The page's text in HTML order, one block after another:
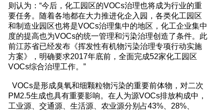
则认为：“今后，化工园区的VOCs治理也将成为行业的重
要任务。随着各地都在大力推进化企入园，各类化工园区
和制造业园区也将是VOCs治理集中的地区，化工企业集中
度的提高也为VOCs的统一管理和污染治理创造了条件。此
前江苏省已经发布《挥发性有机物污染治理专项行动实施
方案》，明确要求2017年底前，全面完成52家化工园区
VOCs综合治理工作。”
VOCs是形成臭氧和细颗粒物污染的重要前体物，对二次
PM2.5生成也具有重要影响。在人为源VOCs排放构成中，
工业源、交通源、生活源、农业源分别占43%、28%、